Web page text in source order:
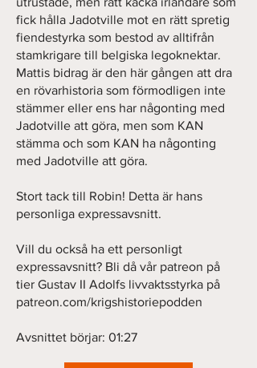
fick hålla Jadotville mot en rätt spretig
fiendestyrka som bestod av alltifrån
stamkrigare till belgiska legoknektar.
Mattis bidrag är den här gången att dra
en rövarhistoria som förmodligen inte
stämmer eller ens har någonting med
Jadotville att göra, men som KAN
stämma och som KAN ha någonting
med Jadotville att göra.
Stort tack till Robin! Detta är hans
personliga expressavsnitt.
Vill du också ha ett personligt
expressavsnitt? Bli då vår patreon på
tier Gustav II Adolfs livvaktsstyrka på
patreon.com/krigshistoriepodden
Avsnittet börjar: 01:27